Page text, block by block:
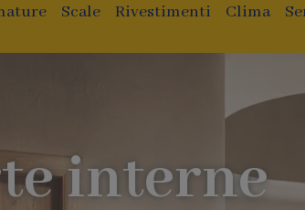
Scale Rivestimenti Clima